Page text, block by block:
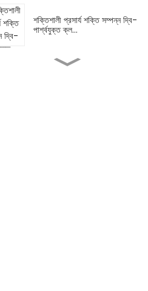
শক্তিশালী প্রসার্য শক্তি সম্পন্ন দ্বি-
পার্শ্বযুক্ত ক্ল...